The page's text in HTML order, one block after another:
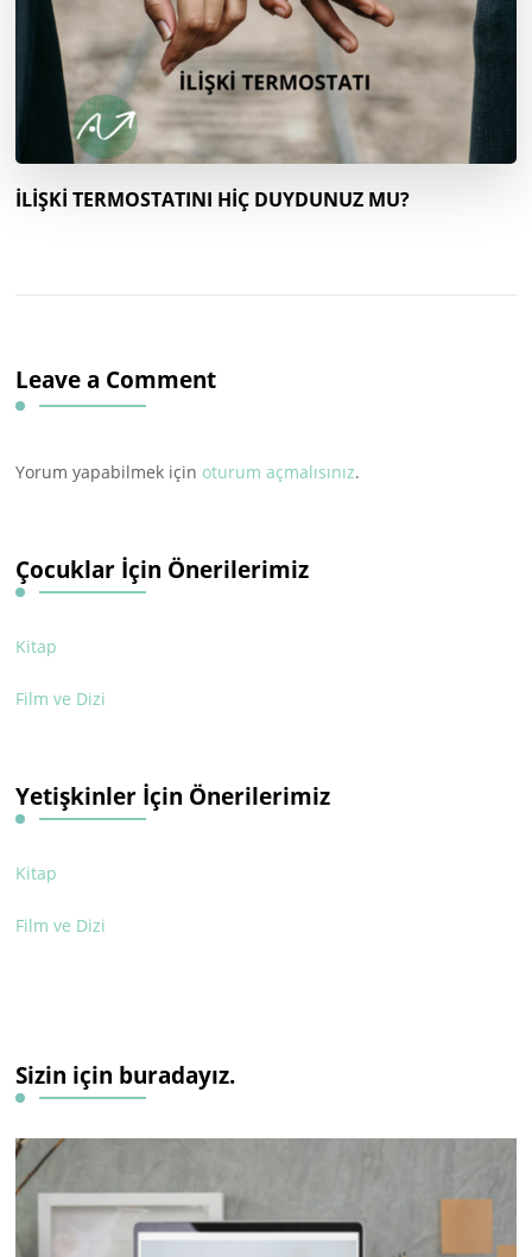
İLİŞKİ TERMOSTATINI HİÇ DUYDUNUZ MU?
Leave a Comment
Yorum yapabilmek için oturum açmalısınız.
Çocuklar İçin Önerilerimiz
Kitap
Film ve Dizi
Yetişkinler İçin Önerilerimiz
Kitap
Film ve Dizi
Sizin için buradayız.